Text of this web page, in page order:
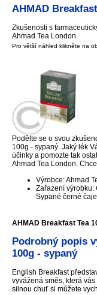
AHMAD
Zkušenosti s
Ahmad Tea London
Pro větší náhled klikněte na
Podělte se o svou
100g - sypaný. Jaký lék
účinky a pomozte tak
Ahmad Tea London.
Výrobce: Ahmad
Zařazení výrobku:
Sypané černé čaje
AHMAD Breakfast Tea
Podrobný popis
100g - sypaný
English Breakfast
vyvážená směs, která
silnou chuť si můžete